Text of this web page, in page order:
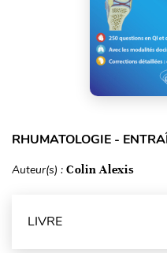
RHUMATOLOGIE -
Auteur(s) : Colin Alexis
LIVRE